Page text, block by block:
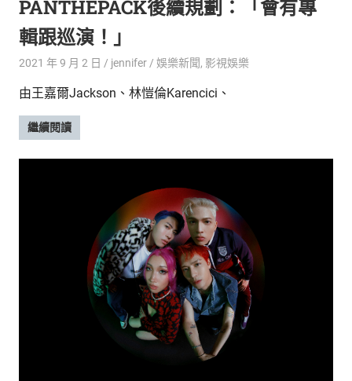
PANTHEPACK後續規劃：「會有專
輯跟巡演！」
2021 年 9 月 2 日 jennifer 娛樂新聞, 影視娛樂
由王嘉爾Jackson、林愷倫Karencici、
繼續閱讀